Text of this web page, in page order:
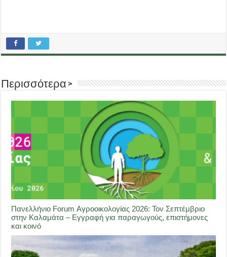
Περισσότερα >
Πανελλήνιο Forum Αγροοικολογίας 2026: Τον Σεπτέμβριο
στην Καλαμάτα – Εγγραφή για παραγωγούς, επιστήμονες
και κοινό